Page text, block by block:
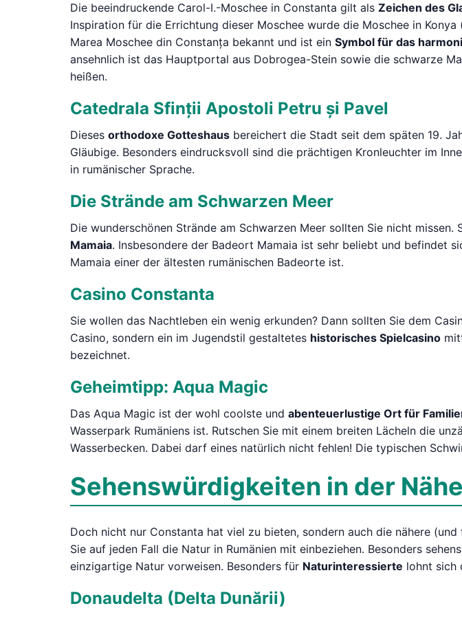
Die beeindruckende Carol-I.-Moschee in Constanta gilt als Zeichen des
Inspiration für die Errichtung dieser Moschee wurde die Moschee in
Marea Moschee din Constanța bekannt und ist ein Symbol für das
ansehnlich ist das Hauptportal aus Dobrogea-Stein sowie die schwarze
heißen.
Catedrala Sfinții Apostoli Petru și Pavel
Dieses orthodoxe Gotteshaus bereichert die Stadt seit dem späten 19.
Gläubige. Besonders eindrucksvoll sind die prächtigen Kronleuchter im
in rumänischer Sprache.
Die Strände am Schwarzen Meer
Die wunderschönen Strände am Schwarzen Meer sollten Sie nicht missen.
Mamaia. Insbesondere der Badeort Mamaia ist sehr beliebt und befindet
Mamaia einer der ältesten rumänischen Badeorte ist.
Casino Constanta
Sie wollen das Nachtleben ein wenig erkunden? Dann sollten Sie dem
Casino, sondern ein im Jugendstil gestaltetes historisches Spielcasino
bezeichnet.
Geheimtipp: Aqua Magic
Das Aqua Magic ist der wohl coolste und abenteuerlustige Ort für
Wasserpark Rumäniens ist. Rutschen Sie mit einem breiten Lächeln die
Wasserbecken. Dabei darf eines natürlich nicht fehlen! Die typischen
Sehenswürdigkeiten in der Nähe
Doch nicht nur Constanta hat viel zu bieten, sondern auch die nähere
Sie auf jeden Fall die Natur in Rumänien mit einbeziehen. Besonders
einzigartige Natur vorweisen. Besonders für Naturinteressierte lohnt sich
Donaudelta (Delta Dunării)